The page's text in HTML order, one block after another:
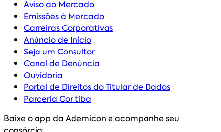
Aviso ao Mercado
Emissões à Mercado
Carreiras Corporativas
Anúncio de Início
Seja um Consultor
Canal de Denúncia
Ouvidoria
Portal de Direitos do Titular de Dados
Parceria Coritiba
Baixe o app da Ademicon e acompanhe seu